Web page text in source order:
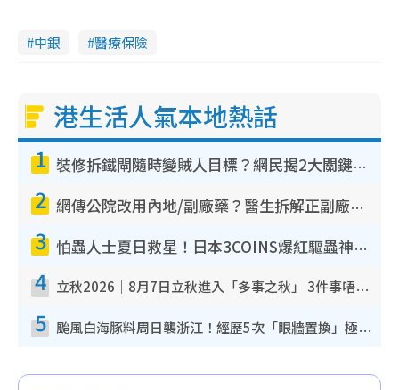
中銀 醫療保險
港生活人氣本地熱話
1 裝修拆鐵閘隨時變賊人目標？網民揭2大關鍵用途：裝新式等於白裝？附新舊鐵閘分別
2 網傳公院改用內地/副廠藥？醫生拆解正副廠分別 揭4類人換藥隨時出事
3 怕蟲人士夏日救星！日本3COINS爆紅驅蟲神器$45起 1招「全程免觸碰」輕鬆搞定小強
4 立秋2026｜8月7日立秋進入「多事之秋」 3件事唔做得！專家教6招開運 清枱頭／銀包納氣接好運
5 颱風白海豚料周日襲浙江！經歷5次「眼牆置換」極罕見 成登陸內地最長途颱風